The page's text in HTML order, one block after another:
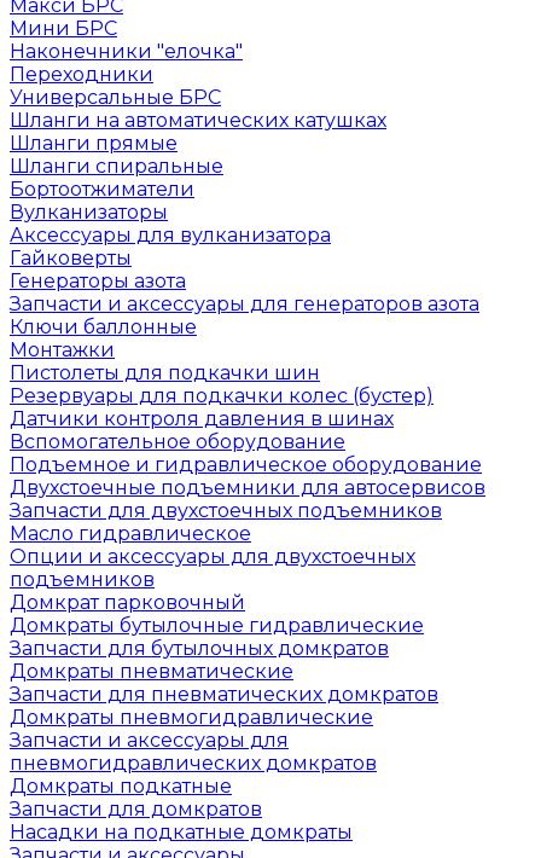
Макси БРС
Мини БРС
Наконечники "елочка"
Переходники
Универсальные БРС
Шланги на автоматических катушках
Шланги прямые
Шланги спиральные
Бортоотжиматели
Вулканизаторы
Аксессуары для вулканизатора
Гайковерты
Генераторы азота
Запчасти и аксессуары для генераторов азота
Ключи баллонные
Монтажки
Пистолеты для подкачки шин
Резервуары для подкачки колес (бустер)
Датчики контроля давления в шинах
Вспомогательное оборудование
Подъемное и гидравлическое оборудование
Двухстоечные подъемники для автосервисов
Запчасти для двухстоечных подъемников
Масло гидравлическое
Опции и аксессуары для двухстоечных
подъемников
Домкрат парковочный
Домкраты бутылочные гидравлические
Запчасти для бутылочных домкратов
Домкраты пневматические
Запчасти для пневматических домкратов
Домкраты пневмогидравлические
Запчасти и аксессуары для
пневмогидравлических домкратов
Домкраты подкатные
Запчасти для домкратов
Насадки на подкатные домкраты